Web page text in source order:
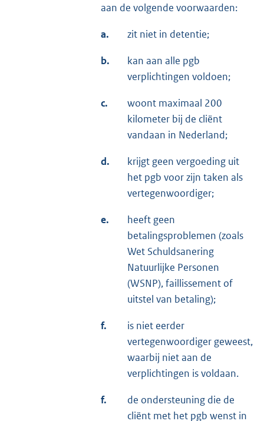
aan de volgende voorwaarden:
a. zit niet in detentie;
b.
kan aan alle pgb
verplichtingen voldoen;
c.
woont maximaal 200
kilometer bij de cliënt
vandaan in Nederland;
d.
krijgt geen vergoeding uit
het pgb voor zijn taken als
vertegenwoordiger;
e.
heeft geen
betalingsproblemen (zoals
Wet Schuldsanering
Natuurlijke Personen
(WSNP), faillissement of
uitstel van betaling);
f.
is niet eerder
vertegenwoordiger geweest,
waarbij niet aan de
verplichtingen is voldaan.
f.
de ondersteuning die de
cliënt met het pgb wenst in